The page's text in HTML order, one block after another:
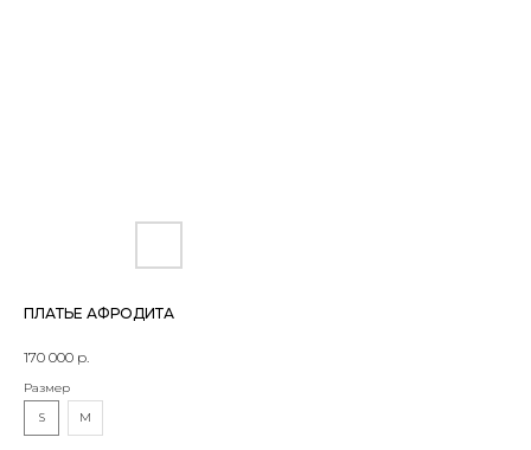
ПЛАТЬЕ АФРОДИТА
170 000 р.
Размер
S
M